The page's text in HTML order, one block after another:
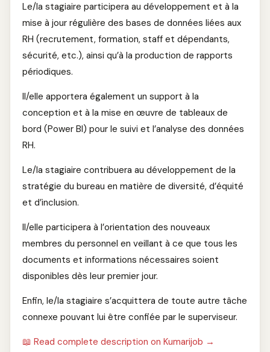
Le/la stagiaire participera au développement et à la
mise à jour régulière des bases de données liées aux
RH (recrutement, formation, staff et dépendants,
sécurité, etc.), ainsi qu’à la production de rapports
périodiques.
Il/elle apportera également un support à la
conception et à la mise en œuvre de tableaux de
bord (Power BI) pour le suivi et l’analyse des données
RH.
Le/la stagiaire contribuera au développement de la
stratégie du bureau en matière de diversité, d’équité
et d’inclusion.
Il/elle participera à l’orientation des nouveaux
membres du personnel en veillant à ce que tous les
documents et informations nécessaires soient
disponibles dès leur premier jour.
Enfin, le/la stagiaire s’acquittera de toute autre tâche
connexe pouvant lui être confiée par le superviseur.
📖 Read complete description on Kumarijob →